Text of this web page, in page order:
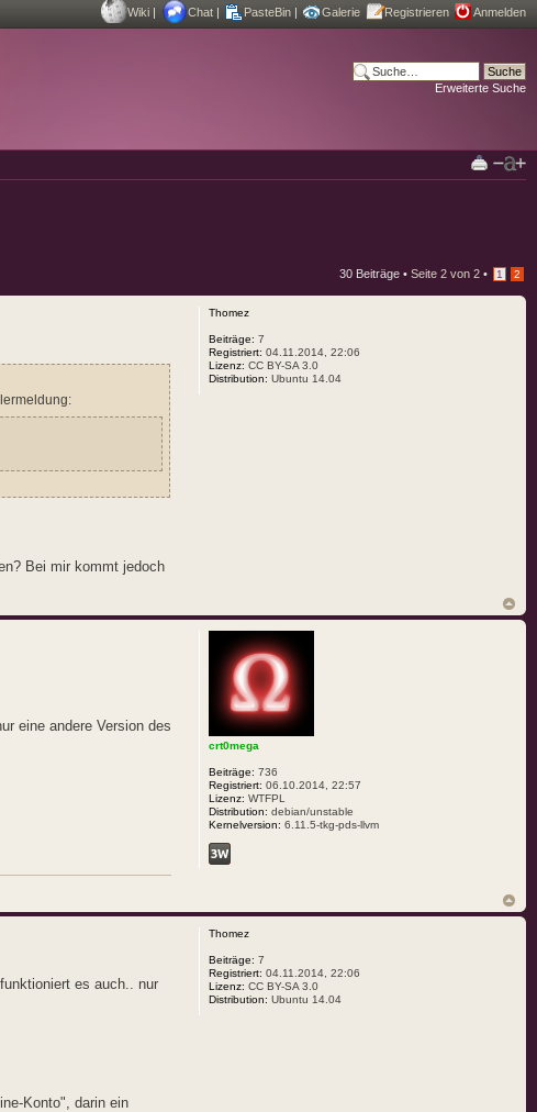
Wiki | Chat | PasteBin | Galerie Registrieren Anmelden
Erweiterte Suche
30 Beiträge • Seite 2 von 2 • 1 2
Bei mir kommt jedoch
Thomez
Beiträge: 7
Registriert: 04.11.2014, 22:06
Lizenz: CC BY-SA 3.0
Distribution: Ubuntu 14.04
eine andere Version des
crt0mega
Beiträge: 736
Registriert: 06.10.2014, 22:57
Lizenz: WTFPL
Distribution: debian/unstable
Kernelversion: 6.11.5-tkg-pds-llvm
es auch.. nur
Konto", darin ein
Thomez
Beiträge: 7
Registriert: 04.11.2014, 22:06
Lizenz: CC BY-SA 3.0
Distribution: Ubuntu 14.04